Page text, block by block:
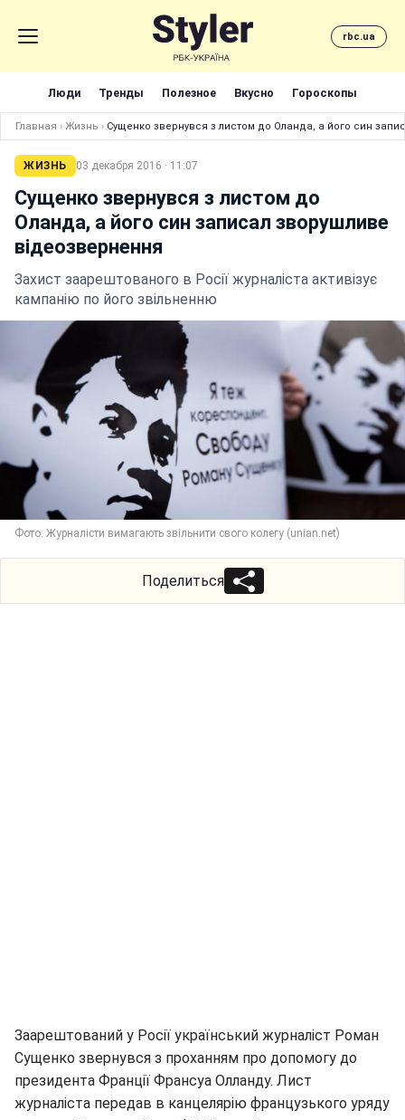
rbc.ua
Люди Тренды Полезное Вкусно Гороскопы
Главная › Жизнь › Сущенко звернувся з листом до Оланда, а його син
ЖИЗНЬ 03 декабря 2016 · 11:07
Сущенко звернувся з листом до
Оланда, а його син записал зворушливе
відеозвернення
Захист заарештованого в Росії журналіста активізує
кампанію по його звільненню
Фото: Журналісти вимагають звільнити свого колегу (unian.net)
Поделиться
Заарештований у Росії український журналіст Роман
Сущенко звернувся з проханням про допомогу до
президента Франції Франсуа Олланду. Лист
журналіста передав в канцелярію французького уряду